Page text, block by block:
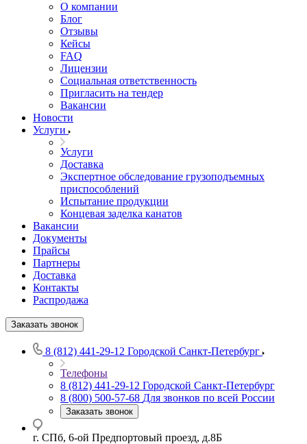
О компании
Блог
Отзывы
Кейсы
FAQ
Лицензии
Социальная ответственность
Пригласить на тендер
Вакансии
Новости
Услуги
Услуги
Доставка
Экспертное обследование грузоподъемных
приспособлений
Испытание продукции
Концевая заделка канатов
Вакансии
Документы
Прайсы
Партнеры
Доставка
Контакты
Распродажа
Заказать звонок
8 (812) 441-29-12 Городской Санкт-Петербург
Телефоны
8 (812) 441-29-12 Городской Санкт-Петербург
8 (800) 500-57-68 Для звонков по всей России
Заказать звонок
г. СПб, 6-ой Предпортовый проезд, д.8Б